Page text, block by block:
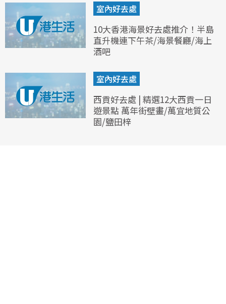
室內好去處
10大香港海景好去處推介！半島
直升機連下午茶/海景餐廳/海上
酒吧
室內好去處
西貢好去處 | 精選12大西貢一日
遊景點 萬年街壁畫/萬宜地質公
園/鹽田梓